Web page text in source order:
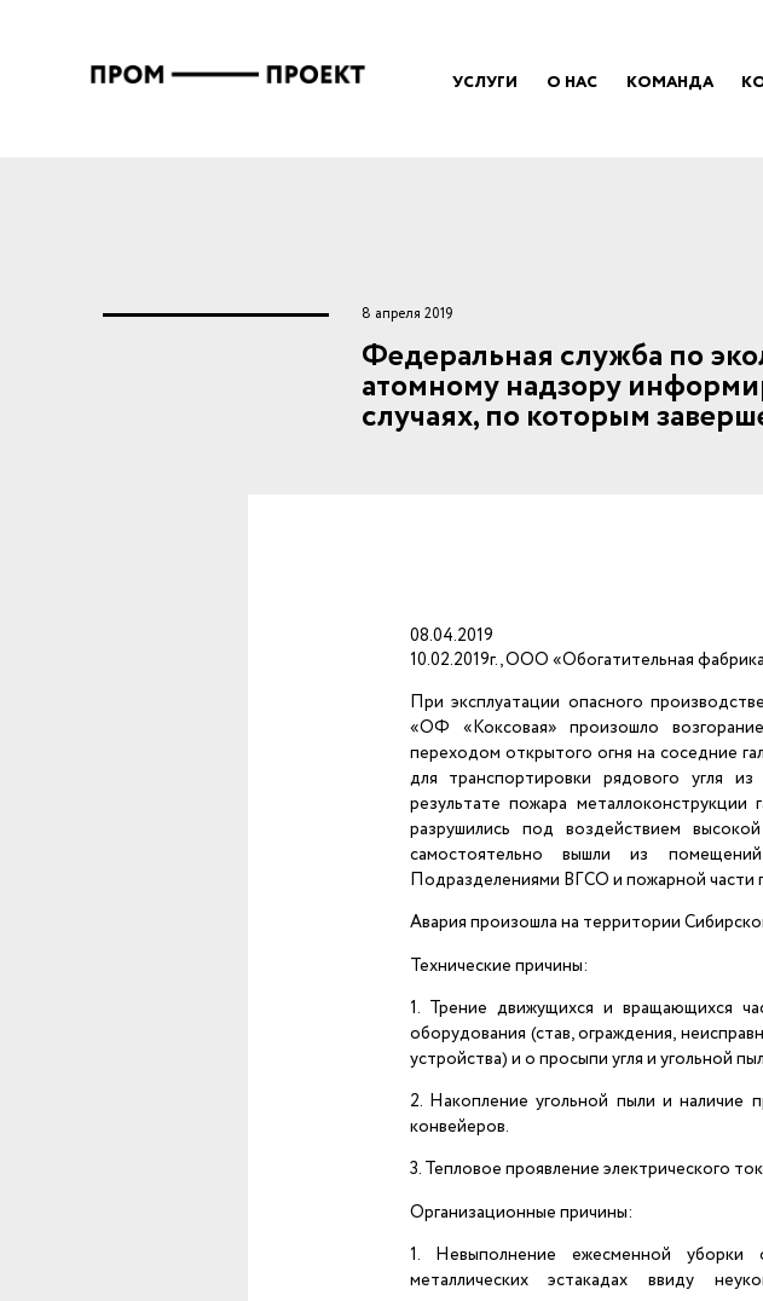
УСЛУГИ О НАС КОМАНДА
8 апреля 2019
Федеральная служба по
атомному надзору
случаях, по которым
08.04.2019
10.02.2019г., ООО «Обогатительная
При эксплуатации опасного
«ОФ «Коксовая» произошло
переходом открытого огня на соседние
для транспортировки рядового угля
результате пожара
разрушились под воздействием
самостоятельно вышли из
Подразделениями ВГСО и пожарной части
Авария произошла на территории
Технические причины:
1. Трение движущихся и вращающихся
оборудования (став, ограждения,
устройства) и о просыпи угля и угольной
2. Накопление угольной пыли и наличие
конвейеров.
3. Тепловое проявление электрического
Организационные причины:
1. Невыполнение ежесменной
металлических эстакадах ввиду